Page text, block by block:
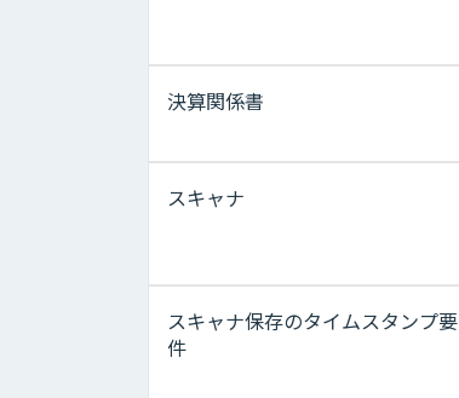
決算関係書
スキャナ
スキャナ保存のタイムスタンプ要
件